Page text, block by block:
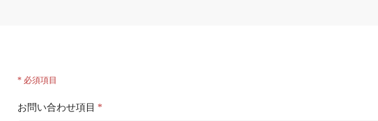
* 必須項目
お問い合わせ項目 *